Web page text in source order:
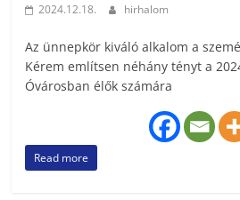
2024.12.18. hirhalom
Az ünnepkör kiváló alkalom a
Kérem említsen néhány tényt a
Óvárosban élők számára
Read more